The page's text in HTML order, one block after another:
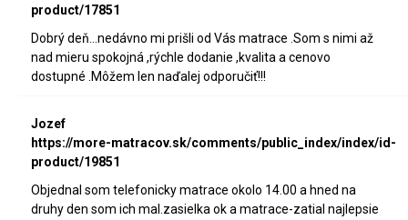
product/17851
Dobrý deň...nedávno mi prišli od Vás matrace .Som s nimi až
nad mieru spokojná ,rýchle dodanie ,kvalita a cenovo
dostupné .Môžem len naďalej odporučiť!!!
Jozef
https://more-matracov.sk/comments/public_index/index/id-
product/19851
Objednal som telefonicky matrace okolo 14.00 a hned na
druhy den som ich mal.zasielka ok a matrace-zatial najlepsie